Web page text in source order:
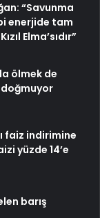
“Savunma
enerjide tam
Elma’sıdır”
ölmek de
faiz indirimine
yüzde 14’e
barış